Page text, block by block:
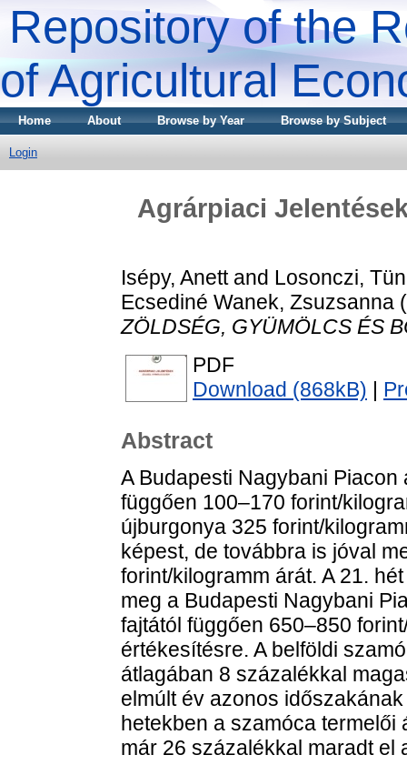
Repository of the
of Agricultural
Home About Browse by Year Browse by Subject
Login
Agrárpiaci
Isépy, Anettand Losonczi,
Ecsediné Wanek, Zsuzsanna
ZÖLDSÉG, GYÜMÖLCS ÉS
PDF
Download (868kB)
Abstract
A Budapesti Nagybani
függően 100–170 forint/
újburgonya 325 forint/
képest, de továbbra is jóval
forint/kilogramm árát. A 21.
meg a Budapesti Nagybani
fajtától függően 650–850
értékesítésre. A belföldi
átlagában 8 százalékkal
elmúlt év azonos
hetekben a szamóca termelői
már 26 százalékkal maradt el